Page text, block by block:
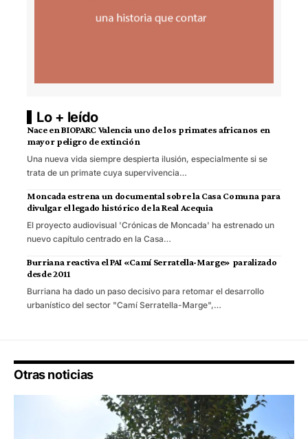
Lo + leído
Nace en BIOPARC Valencia uno de los primates africanos en
mayor peligro de extinción
Una nueva vida siempre despierta ilusión, especialmente si se
trata de un primate cuya supervivencia…
Moncada estrena un documental sobre la Casa Comuna para
divulgar el legado histórico de la Real Acequia
El proyecto audiovisual 'Crónicas de Moncada' ha estrenado un
nuevo capítulo centrado en la Casa…
Burriana reactiva el PAI «Camí Serratella-Marge» paralizado
desde 2011
Burriana ha dado un paso decisivo para retomar el desarrollo
urbanístico del sector "Camí Serratella-Marge",…
Otras noticias